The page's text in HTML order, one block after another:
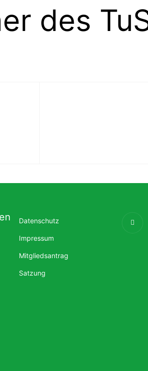
des
Datenschutz
Impressum
Mitgliedsantrag
Satzung